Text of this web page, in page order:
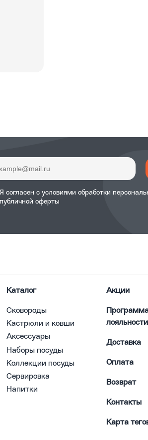
Я согласен с условиями обработки
публичной оферты
Каталог
Сковороды
Кастрюли и ковши
Аксессуары
Наборы посуды
Коллекции посуды
Сервировка
Напитки
Акции
лояльности
Доставка
Оплата
Возврат
Контакты
Карта